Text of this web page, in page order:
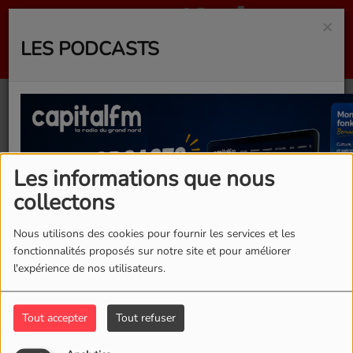
Les informations que nous
collectons
Nous utilisons des cookies pour fournir les services et les
fonctionnalités proposés sur notre site et pour améliorer
l'expérience de nos utilisateurs.
Tout accepter Tout refuser
×
LES PODCASTS